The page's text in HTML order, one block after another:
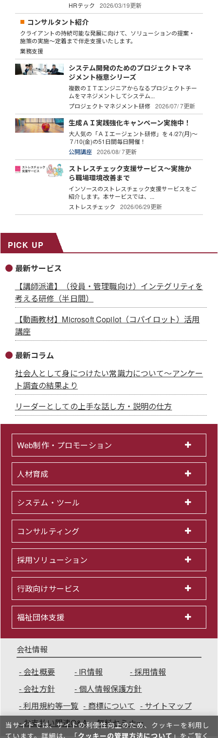
HRテック
2026/03/19更新
コンサルタント紹介
クライアントの持続可能な発展に向けて、ソリューションの提案・
施策の実施～定着まで伴走支援いたします。
業務支援
システム開発のためのプロジェクトマネ
ジメント極意シリーズ
複数のＩＴエンジニアからなるプロジェクトチー
ムをマネジメントしてシステム...
プロジェクトマネジメント研修
2026/07/ 7更新
生成ＡＩ実践強化キャンペーン実施中！
大人気の「ＡＩエージェント研修」を４/27(月)～
７/10(金)の51日間毎日開催！
公開講座
2026/08/ 7更新
ストレスチェック支援サービス～実施か
ら職場環境改善まで
インソースのストレスチェック支援サービスをご
紹介します。本サービスでは、...
ストレスチェック
2026/06/29更新
PICK UP
最新サービス
【講師派遣】（役員・管理職向け）インテグリティを
考える研修（半日間）
【動画教材】Microsoft Copilot（コパイロット）活用
講座
最新コラム
社会人として身につけたい常識力について～アンケー
ト調査の結果より
リーダーとしての上手な話し方・説明の仕方
Web制作・プロモーション
人材育成
システム・ツール
コンサルティング
採用ソリューション
行政向けサービス
福祉団体支援
会社情報
会社概要
IR情報
採用情報
会社方針
個人情報保護方針
利用規約等一覧
商標について
サイトマップ
お支払い関連Q&A
無料セミナー
当サイトでは、サイトの利便性向上のため、クッキーを利⽤し
ています。詳細は、「クッキーの管理方法について 」をご覧く